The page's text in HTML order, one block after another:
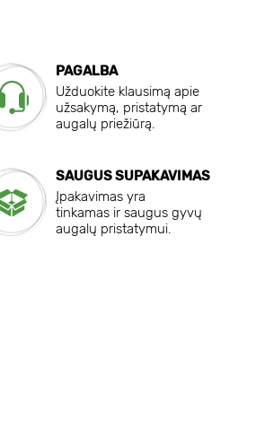
PAGALBA
Užduokite klausimą apie
užsakymą, pristatymą ar
augalų priežiūrą.
SAUGUS SUPAKAVIMAS
Įpakavimas yra
tinkamas ir saugus gyvų
augalų pristatymui.